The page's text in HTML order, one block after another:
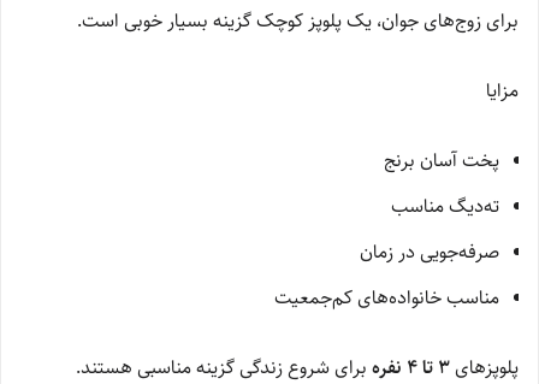
برای زوج‌های جوان، یک پلوپز کوچک گزینه بسیار خوبی است.
مزایا
پخت آسان برنج
ته‌دیگ مناسب
صرفه‌جویی در زمان
مناسب خانواده‌های کم‌جمعیت
پلوپزهای۳ تا ۴ نفره برای شروع زندگی گزینه مناسبی هستند.